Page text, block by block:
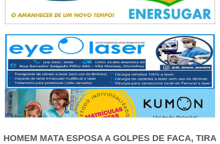
HOMEM MATA ESPOSA A GOLPES DE FACA, TIRA